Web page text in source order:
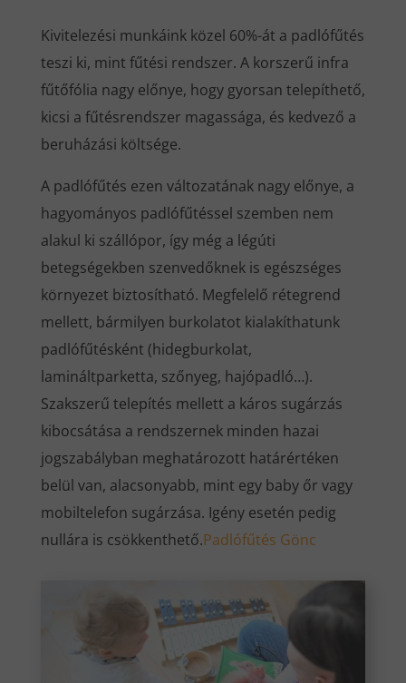
Kivitelezési munkáink közel 60%-át a padlófűtés
teszi ki, mint fűtési rendszer. A korszerű infra
fűtőfólia nagy előnye, hogy gyorsan telepíthető,
kicsi a fűtésrendszer magassága, és kedvező a
beruházási költsége.
A padlófűtés ezen változatának nagy előnye, a
hagyományos padlófűtéssel szemben nem
alakul ki szállópor, így még a légúti
betegségekben szenvedőknek is egészséges
környezet biztosítható. Megfelelő rétegrend
mellett, bármilyen burkolatot kialakíthatunk
padlófűtésként (hidegburkolat,
lamináltparketta, szőnyeg, hajópadló…).
Szakszerű telepítés mellett a káros sugárzás
kibocsátása a rendszernek minden hazai
jogszabályban meghatározott határértéken
belül van, alacsonyabb, mint egy baby őr vagy
mobiltelefon sugárzása. Igény esetén pedig
nullára is csökkenthető.Padlófűtés Gönc